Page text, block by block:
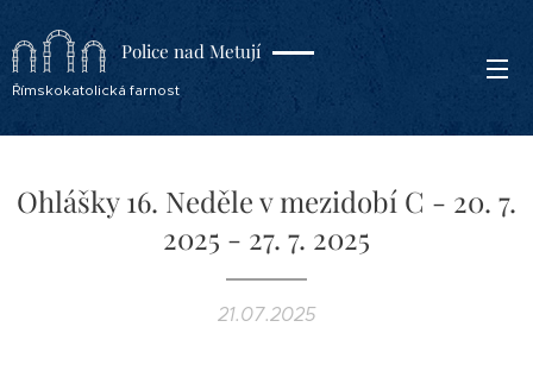
Police nad Metují
Římskokatolická farnost
Ohlášky 16. Neděle v mezidobí C - 20. 7.
2025 - 27. 7. 2025
21.07.2025